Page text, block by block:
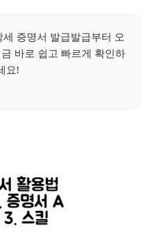
증명서 발급발급부터 오
바로 쉽고 빠르게 확인하
요!